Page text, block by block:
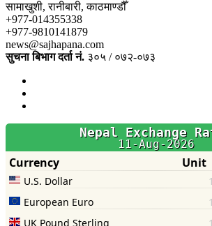
सामाखुशी, रानीबारी, काठमाण्डौँ
+977-014355338
+977-9810141879
news@sajhapana.com
सुचना बिभाग दर्ता नं. ३०५ / ०७२-०७३